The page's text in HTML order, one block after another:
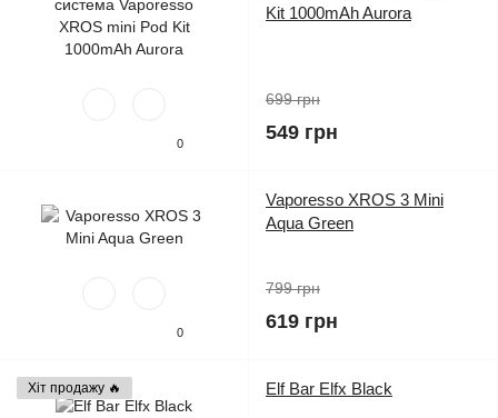
0
Kit 1000mAh Aurora
699 грн
549 грн
0
Vaporesso XROS 3 Mini
Aqua Green
799 грн
619 грн
Хіт продажу 🔥 Elf Bar Elfx Black